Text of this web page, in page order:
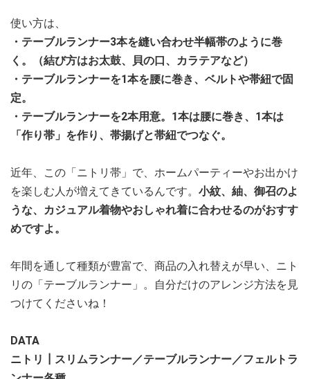
使い方は、
・テーブルランナー3本を縫い合わせ半幅帯のように巻
く。（結び方はお太鼓、貝の口、カラテアなど）
・テーブルランナーを1本を腰に巻き、ベルトや帯紐で固
定。
・テーブルランナーを2本用意。1本は腰に巻き、1本は
「作り帯」を作り、帯揚げと帯紐でつなぐ。
近年、この「ニトリ帯」で、ホームパーティーやお出かけ
を楽しむ人が増えてきているんです。 小紋、紬、御召のよ
うな、カジュアル着物やおしゃれ着に合わせるのがおすす
めですよ。
年間を通して種類が豊富で、商品の入れ替えが早い、ニト
リの「テーブルランナー」。自分だけのアレンジ方法を見
つけてくださいね！
DATA
ニトリ┃スリムランナー／テーブルランナー／フェルトラ